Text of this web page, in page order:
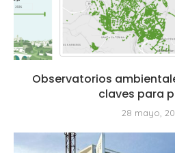
Observatorios
claves para
28 mayo,